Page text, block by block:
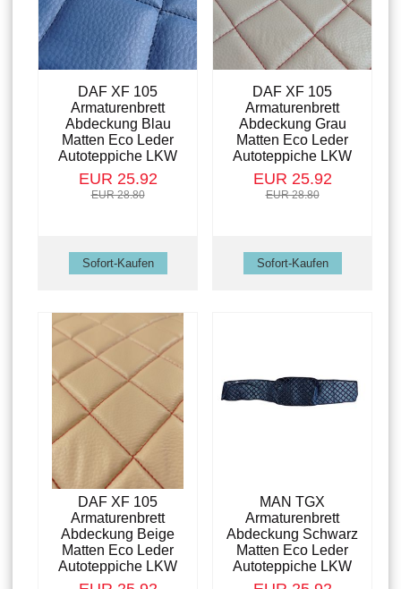
DAF XF 105
Armaturenbrett
Abdeckung Blau
Matten Eco Leder
Autoteppiche LKW
EUR 25.92
EUR 28.80
DAF XF 105
Armaturenbrett
Abdeckung Grau
Matten Eco Leder
Autoteppiche LKW
EUR 25.92
EUR 28.80
DAF XF 105
Armaturenbrett
Abdeckung Beige
Matten Eco Leder
Autoteppiche LKW
MAN TGX
Armaturenbrett
Abdeckung Schwarz
Matten Eco Leder
Autoteppiche LKW